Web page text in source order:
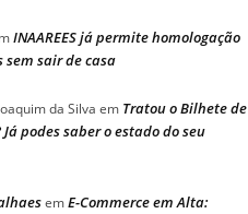
INAAREES já permite homologação
sair de casa
da Silva em Tratou o Bilhete de
podes saber o estado do seu
emE-Commerce em Alta: